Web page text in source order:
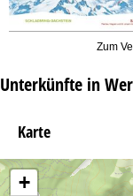
Zum
Unterkünfte in
Karte
+